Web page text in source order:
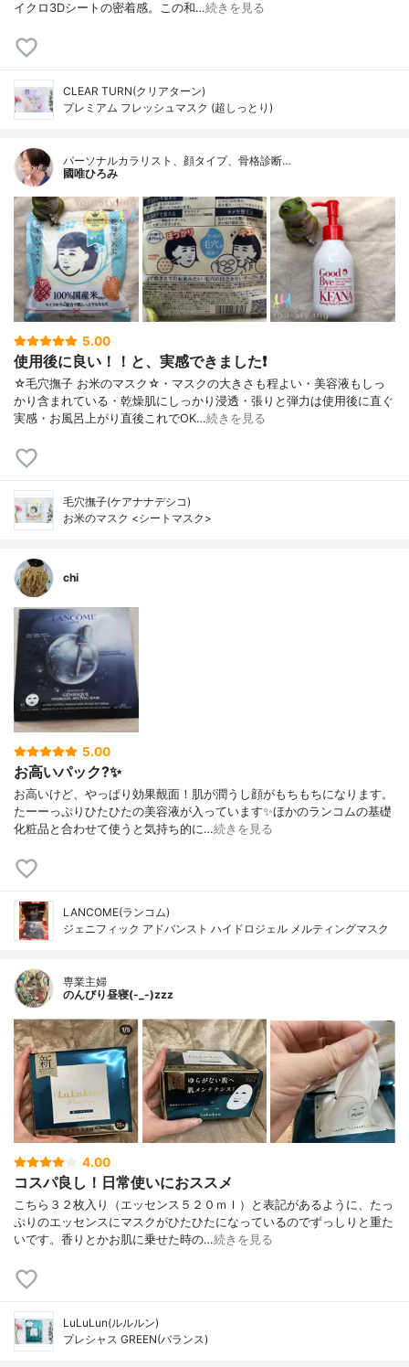
イクロ3Dシートの密着感。この和…続きを見る
CLEAR TURN(クリアターン)
プレミアム フレッシュマスク (超しっとり)
パーソナルカラリスト、顔タイプ、骨格診断…
國唯ひろみ
5.00
使用後に良い！！と、実感できました❗
☆毛穴撫子 お米のマスク☆・マスクの大きさも程よい・美容液もしっ
かり含まれている・乾燥肌にしっかり浸透・張りと弾力は使用後に直ぐ
実感・お風呂上がり直後これでOK…続きを見る
毛穴撫子(ケアナナデシコ)
お米のマスク <シートマスク>
chi
5.00
お高いパック?✨
お高いけど、やっぱり効果覿面！肌が潤うし顔がもちもちになります。
たーーっぷりひたひたの美容液が入っています✨ほかのランコムの基礎
化粧品と合わせて使うと気持ち的に…続きを見る
LANCOME(ランコム)
ジェニフィック アドバンスト ハイドロジェル メルティングマスク
専業主婦
のんびり昼寝(-_-)zzz
4.00
コスパ良し！日常使いにおススメ
こちら３２枚入り（エッセンス５２０ｍｌ）と表記があるように、たっ
ぷりのエッセンスにマスクがひたひたになっているのでずっしりと重た
いです。香りとかお肌に乗せた時の…続きを見る
LuLuLun(ルルルン)
プレシャス GREEN(バランス)